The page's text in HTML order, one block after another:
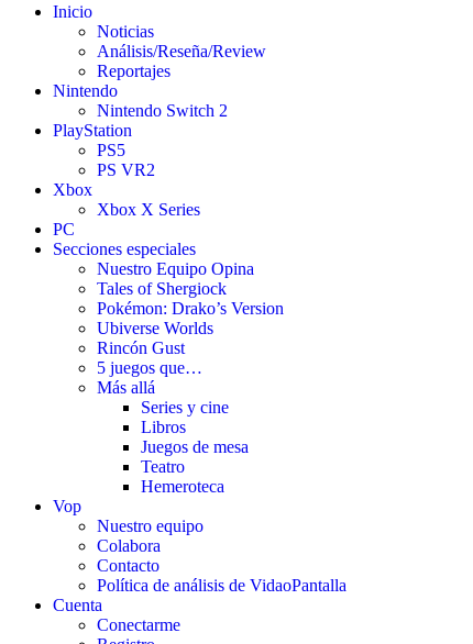
Inicio
Noticias
Análisis/Reseña/Review
Reportajes
Nintendo
Nintendo Switch 2
PlayStation
PS5
PS VR2
Xbox
Xbox X Series
PC
Secciones especiales
Nuestro Equipo Opina
Tales of Shergiock
Pokémon: Drako’s Version
Ubiverse Worlds
Rincón Gust
5 juegos que…
Más allá
Series y cine
Libros
Juegos de mesa
Teatro
Hemeroteca
Vop
Nuestro equipo
Colabora
Contacto
Política de análisis de VidaoPantalla
Cuenta
Conectarme